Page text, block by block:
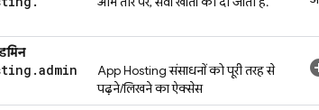
.admin App Hostingसंसाधनों को पूरी तरह से
पढ़ने/लिखने का ऐक्सेस